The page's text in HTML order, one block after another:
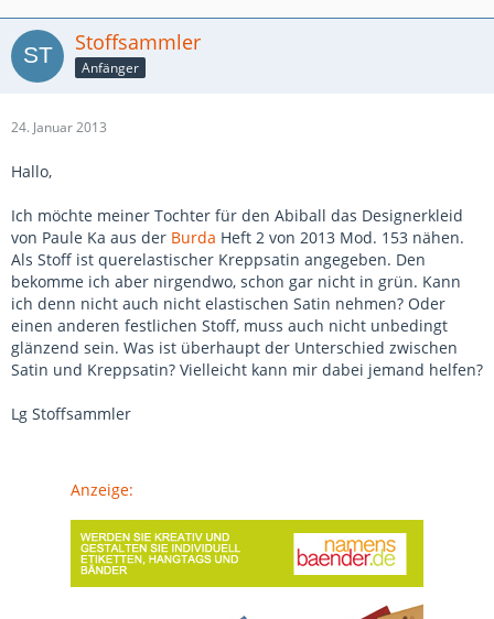
Stoffsammler
Anfänger
24. Januar 2013
Hallo,
Ich möchte meiner Tochter für den Abiball das Designerkleid
von Paule Ka aus der Burda Heft 2 von 2013 Mod. 153 nähen.
Als Stoff ist querelastischer Kreppsatin angegeben. Den
bekomme ich aber nirgendwo, schon gar nicht in grün. Kann
ich denn nicht auch nicht elastischen Satin nehmen? Oder
einen anderen festlichen Stoff, muss auch nicht unbedingt
glänzend sein. Was ist überhaupt der Unterschied zwischen
Satin und Kreppsatin? Vielleicht kann mir dabei jemand helfen?
Lg Stoffsammler
Anzeige: